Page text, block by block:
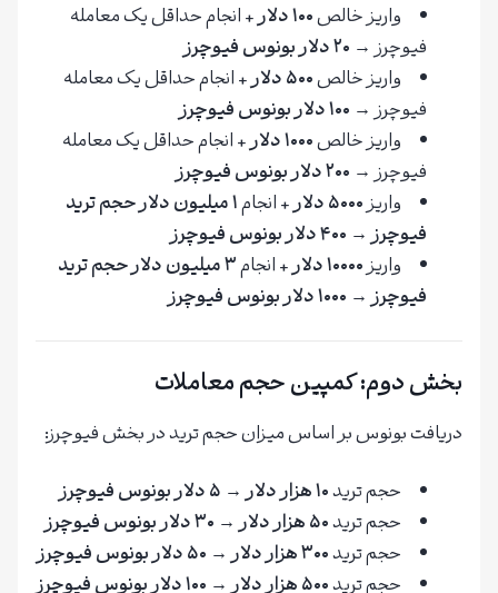
واریز خالص۱۰۰ دلار
+ انجام حداقل یک معامله
فیوچرز → ۲۰ دلار بونوس فیوچرز
واریز خالص۵۰۰ دلار
+ انجام حداقل یک معامله
فیوچرز → ۱۰۰ دلار بونوس فیوچرز
واریز خالص۱۰۰۰ دلار
+ انجام حداقل یک معامله
فیوچرز → ۲۰۰ دلار بونوس فیوچرز
واریز۵۰۰۰ دلار + انجام ۱ میلیون دلار حجم ترید
فیوچرز→ ۴۰۰ دلار بونوس فیوچرز
واریز۱۰۰۰۰ دلار + انجام
۳ میلیون دلار حجم ترید
فیوچرز→ ۱۰۰۰ دلار بونوس فیوچرز
بخش دوم: کمپین حجم معاملات
دریافت بونوس بر اساس میزان حجم ترید در بخش فیوچرز:
حجم ترید۱۰ هزار دلار → ۵ دلار بونوس فیوچرز
حجم ترید۵۰ هزار دلار → ۳۰ دلار بونوس فیوچرز
حجم ترید۳۰۰ هزار دلار → ۵۰ دلار بونوس فیوچرز
حجم ترید۵۰۰ هزار دلار → ۱۰۰ دلار بونوس فیوچرز